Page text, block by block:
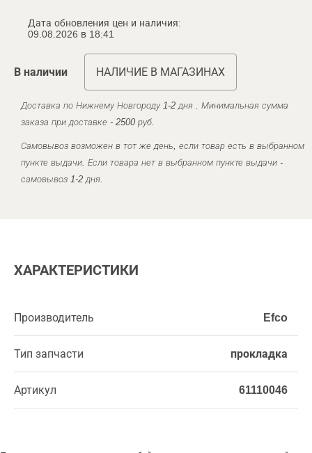
Дата обновления цен и наличия:
09.08.2026 в 18:41
В наличии НАЛИЧИЕ В МАГАЗИНАХ
Доставка по Нижнему Новгороду 1-2 дня . Минимальная сумма
заказа при доставке - 2500 руб.
Самовывоз возможен в тот же день, если товар есть в выбранном
пункте выдачи. Если товара нет в выбранном пункте выдачи -
самовывоз 1-2 дня.
ХАРАКТЕРИСТИКИ
Производитель Efco
Тип запчасти прокладка
Артикул 61110046